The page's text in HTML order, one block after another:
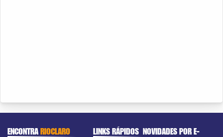
ENCONTRARIOCLARO LINKS RÁPIDOS NOVIDADES POR E-